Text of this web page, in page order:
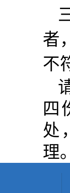
者
不
四
处
理